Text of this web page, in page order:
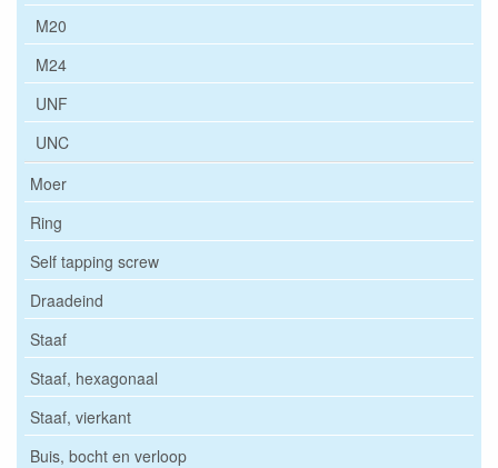
M20
M24
UNF
UNC
Moer
Ring
Self tapping screw
Draadeind
Staaf
Staaf, hexagonaal
Staaf, vierkant
Buis, bocht en verloop